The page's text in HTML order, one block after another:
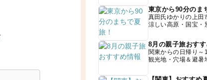
東京から90分のま
真田氏ゆかりの上田
涼しい高原・国宝・
8月の親子旅おす
関東からの日帰り～
観光地・穴場＆避暑